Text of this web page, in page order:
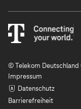
© Telekom Deutschland
Impressum
Datenschutz
Barrierefreiheit